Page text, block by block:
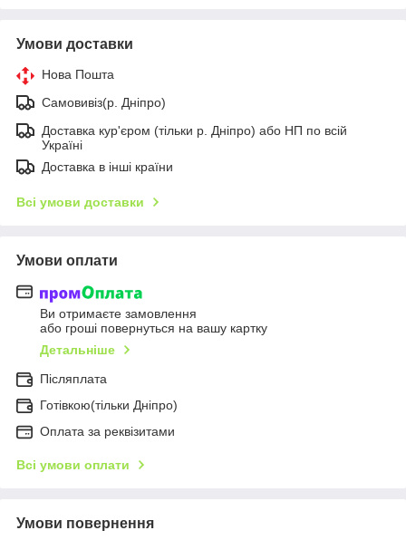
Умови доставки
Нова Пошта
Самовивіз(р. Дніпро)
Доставка кур'єром (тільки р. Дніпро) або НП по всій
Україні
Доставка в інші країни
Всі умови доставки
Умови оплати
Ви отримаєте замовлення
або гроші повернуться на вашу картку
Детальніше
Післяплата
Готівкою(тільки Дніпро)
Оплата за реквізитами
Всі умови оплати
Умови повернення